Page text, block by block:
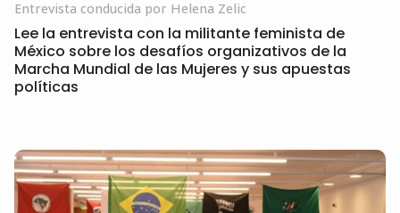
Entrevista conducida por Helena Zelic
Lee la entrevista con la militante feminista de
México sobre los desafíos organizativos de la
Marcha Mundial de las Mujeres y sus apuestas
políticas